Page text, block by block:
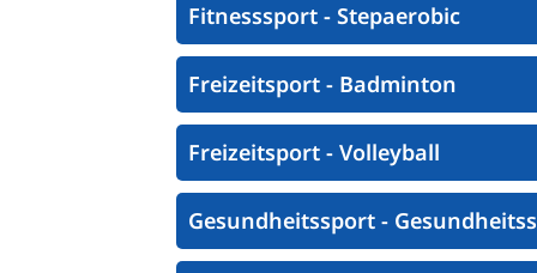
Fitnesssport - Stepaerobic
Freizeitsport - Badminton
Freizeitsport - Volleyball
Gesundheitssport -